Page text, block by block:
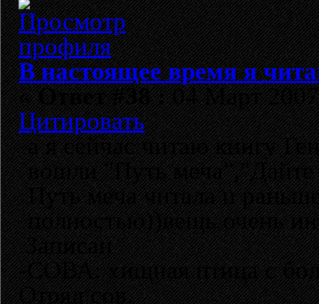
В настоящее время я
«Ответ #38 :04 Март
Цитировать
а я сейчас читаю книгу
вошли "Путь
Путь меча читала и
полностью))вещь очень
Записан
-СОВА: хищная птица с
Отряд сов.